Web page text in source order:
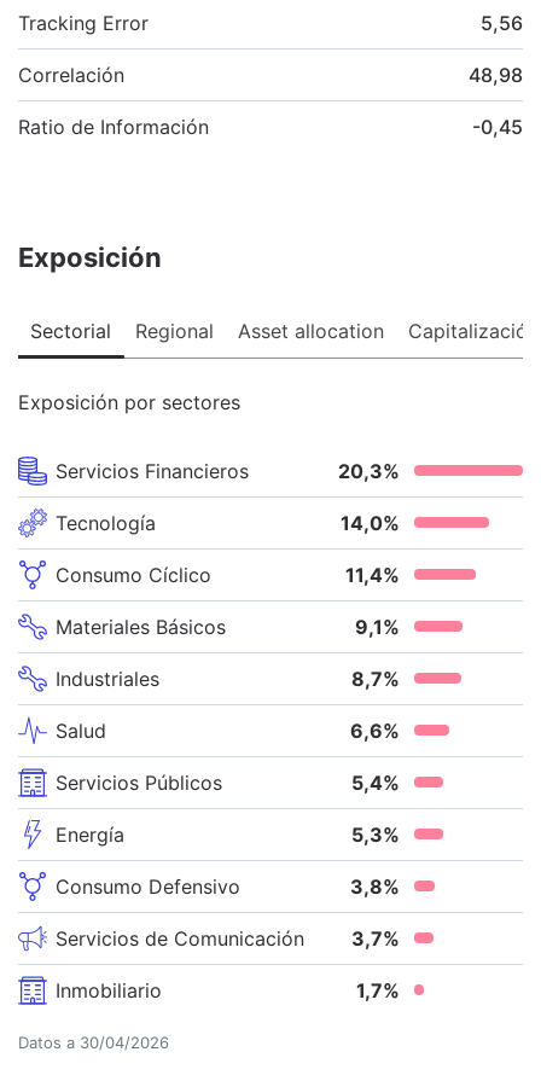
Tracking Error 5,56
Correlación 48,98
Ratio de Información -0,45
Exposición
Sectorial Regional Asset allocation Capitalización
Exposición por sectores
Servicios Financieros 20,3%
Tecnología 14,0%
Consumo Cíclico 11,4%
Materiales Básicos 9,1%
Industriales 8,7%
Salud 6,6%
Servicios Públicos 5,4%
Energía 5,3%
Consumo Defensivo 3,8%
Servicios de Comunicación 3,7%
Inmobiliario 1,7%
Datos a 30/04/2026